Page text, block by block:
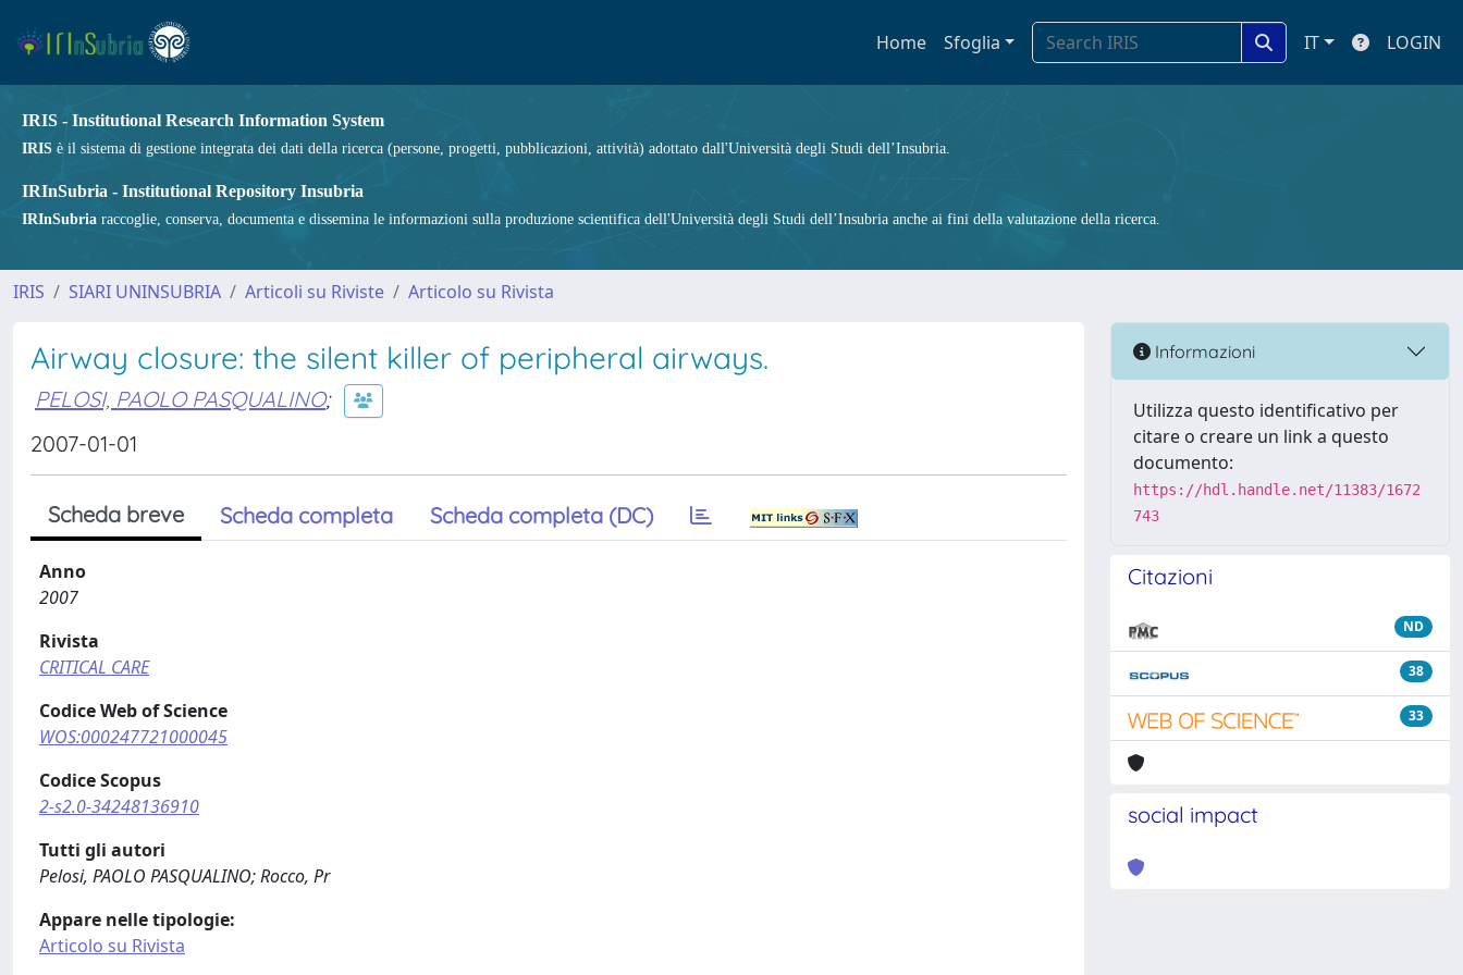
Home Sfoglia IT LOGIN
IRIS - Institutional Research Information System
IRIS è il sistema di gestione integrata dei dati della ricerca (persone, progetti, pubblicazioni, attività) adottato dall'Università degli Studi dell’Insubria.
IRInSubria - Institutional Repository Insubria
IRInSubria raccoglie, conserva, documenta e dissemina le informazioni sulla produzione scientifica dell'Università degli Studi dell’Insubria anche ai fini della valutazione della ricerca.
IRIS SIARI UNINSUBRIA Articoli su Riviste Articolo su Rivista
Airway closure: the silent killer of peripheral airways.
PELOSI, PAOLO PASQUALINO;
2007-01-01
Scheda breve Scheda completa Scheda completa (DC)
Anno
2007
Rivista
CRITICAL CARE
Codice Web of Science
WOS:000247721000045
Codice Scopus
2-s2.0-34248136910
Tutti gli autori
Pelosi, PAOLO PASQUALINO; Rocco, Pr
Appare nelle tipologie:
Articolo su Rivista
Informazioni
Utilizza questo identificativo per
citare o creare un link a questo
documento:
https://hdl.handle.net/11383/1672
743
Citazioni
ND
38
33
social impact